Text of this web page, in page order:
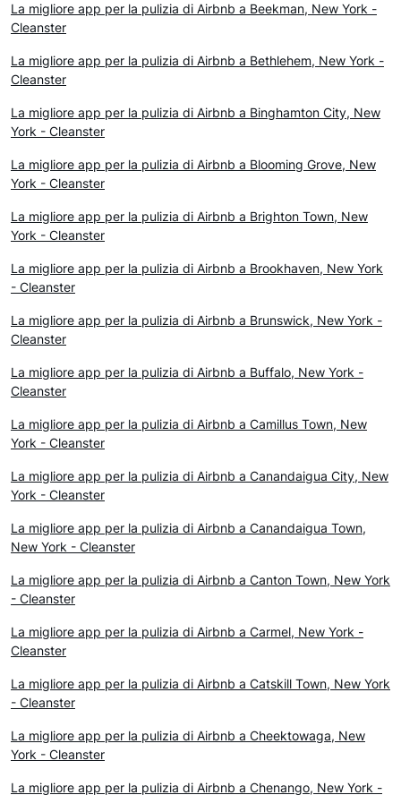
La migliore app per la pulizia di Airbnb a Beekman, New York -
Cleanster
La migliore app per la pulizia di Airbnb a Bethlehem, New York -
Cleanster
La migliore app per la pulizia di Airbnb a Binghamton City, New
York - Cleanster
La migliore app per la pulizia di Airbnb a Blooming Grove, New
York - Cleanster
La migliore app per la pulizia di Airbnb a Brighton Town, New
York - Cleanster
La migliore app per la pulizia di Airbnb a Brookhaven, New York
- Cleanster
La migliore app per la pulizia di Airbnb a Brunswick, New York -
Cleanster
La migliore app per la pulizia di Airbnb a Buffalo, New York -
Cleanster
La migliore app per la pulizia di Airbnb a Camillus Town, New
York - Cleanster
La migliore app per la pulizia di Airbnb a Canandaigua City, New
York - Cleanster
La migliore app per la pulizia di Airbnb a Canandaigua Town,
New York - Cleanster
La migliore app per la pulizia di Airbnb a Canton Town, New York
- Cleanster
La migliore app per la pulizia di Airbnb a Carmel, New York -
Cleanster
La migliore app per la pulizia di Airbnb a Catskill Town, New York
- Cleanster
La migliore app per la pulizia di Airbnb a Cheektowaga, New
York - Cleanster
La migliore app per la pulizia di Airbnb a Chenango, New York -